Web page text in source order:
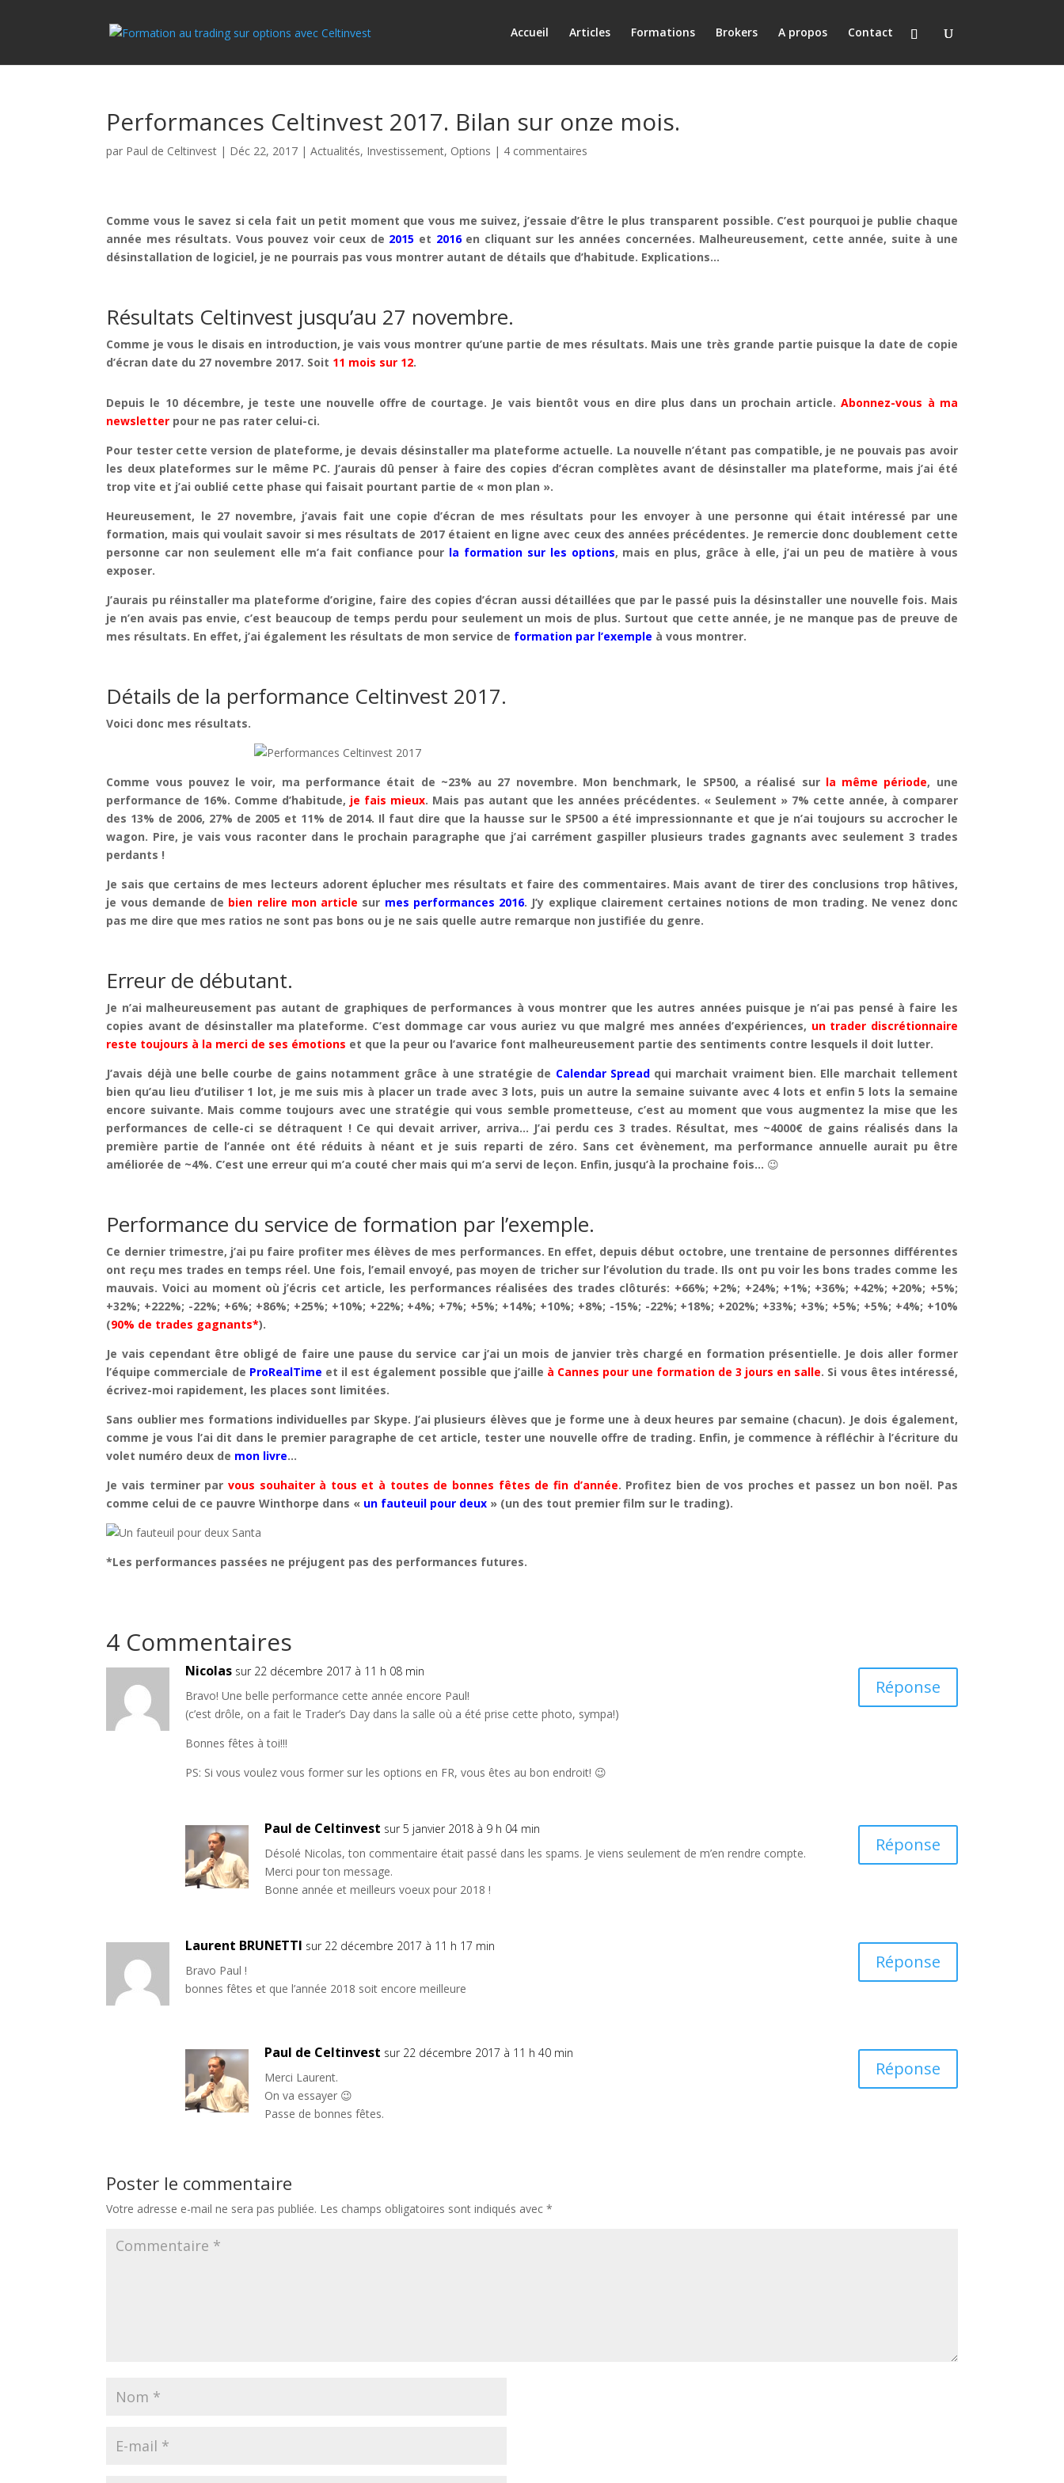
Accueil Articles Formations Brokers A propos Contact
Performances Celtinvest 2017. Bilan sur onze mois.
par Paul de Celtinvest | Déc 22, 2017 |Actualités, Investissement, Options | 4 commentaires
Comme vous le savez si cela fait un petit moment que vous me suivez, j’essaie d’être le plus transparent possible. C’est pourquoi je publie chaque
année mes résultats. Vous pouvez voir ceux de 2015 et 2016en cliquant sur les années concernées. Malheureusement, cette année, suite à une
désinstallation de logiciel, je ne pourrais pas vous montrer autant de détails que d’habitude. Explications…
Résultats Celtinvest jusqu’au 27 novembre.
Comme je vous le disais en introduction, je vais vous montrer qu’une partie de mes résultats. Mais une très grande partie puisque la date de copie
d’écran date du 27 novembre 2017. Soit 11 mois sur 12.
Depuis le 10 décembre, je teste une nouvelle offre de courtage. Je vais bientôt vous en dire plus dans un prochain article.Abonnez-vous à ma
newsletter pour ne pas rater celui-ci.
Pour tester cette version de plateforme, je devais désinstaller ma plateforme actuelle. La nouvelle n’étant pas compatible, je ne pouvais pas avoir
les deux plateformes sur le même PC. J’aurais dû penser à faire des copies d’écran complètes avant de désinstaller ma plateforme, mais j’ai été
trop vite et j’ai oublié cette phase qui faisait pourtant partie de « mon plan ».
Heureusement, le 27 novembre, j’avais fait une copie d’écran de mes résultats pour les envoyer à une personne qui était intéressé par une
formation, mais qui voulait savoir si mes résultats de 2017 étaient en ligne avec ceux des années précédentes. Je remercie donc doublement cette
personne car non seulement elle m’a fait confiance pour la formation sur les options, mais en plus, grâce à elle, j’ai un peu de matière à vous
exposer.
J’aurais pu réinstaller ma plateforme d’origine, faire des copies d’écran aussi détaillées que par le passé puis la désinstaller une nouvelle fois. Mais
je n’en avais pas envie, c’est beaucoup de temps perdu pour seulement un mois de plus. Surtout que cette année, je ne manque pas de preuve de
mes résultats. En effet, j’ai également les résultats de mon service de formation par l’exemple à vous montrer.
Détails de la performance Celtinvest 2017.
Voici donc mes résultats.
Comme vous pouvez le voir, ma performance était de ~23% au 27 novembre. Mon benchmark, le SP500, a réalisé sur la même période, une
performance de 16%. Comme d’habitude, je fais mieux. Mais pas autant que les années précédentes. « Seulement » 7% cette année, à comparer
des 13% de 2006, 27% de 2005 et 11% de 2014. Il faut dire que la hausse sur le SP500 a été impressionnante et que je n’ai toujours su accrocher le
wagon. Pire, je vais vous raconter dans le prochain paragraphe que j’ai carrément gaspiller plusieurs trades gagnants avec seulement 3 trades
perdants !
Je sais que certains de mes lecteurs adorent éplucher mes résultats et faire des commentaires. Mais avant de tirer des conclusions trop hâtives,
je vous demande de bien relire mon article sur mes performances 2016. J’y explique clairement certaines notions de mon trading. Ne venez donc
pas me dire que mes ratios ne sont pas bons ou je ne sais quelle autre remarque non justifiée du genre.
Erreur de débutant.
Je n’ai malheureusement pas autant de graphiques de performances à vous montrer que les autres années puisque je n’ai pas pensé à faire les
copies avant de désinstaller ma plateforme. C’est dommage car vous auriez vu que malgré mes années d’expériences, un trader discrétionnaire
reste toujours à la merci de ses émotions et que la peur ou l’avarice font malheureusement partie des sentiments contre lesquels il doit lutter.
J’avais déjà une belle courbe de gains notamment grâce à une stratégie de Calendar Spreadqui marchait vraiment bien. Elle marchait tellement
bien qu’au lieu d’utiliser 1 lot, je me suis mis à placer un trade avec 3 lots, puis un autre la semaine suivante avec 4 lots et enfin 5 lots la semaine
encore suivante. Mais comme toujours avec une stratégie qui vous semble prometteuse, c’est au moment que vous augmentez la mise que les
performances de celle-ci se détraquent ! Ce qui devait arriver, arriva… J’ai perdu ces 3 trades. Résultat, mes ~4000€ de gains réalisés dans la
première partie de l’année ont été réduits à néant et je suis reparti de zéro. Sans cet évènement, ma performance annuelle aurait pu être
améliorée de ~4%. C’est une erreur qui m’a couté cher mais qui m’a servi de leçon. Enfin, jusqu’à la prochaine fois… 😉
Performance du service de formation par l’exemple.
Ce dernier trimestre, j’ai pu faire profiter mes élèves de mes performances. En effet, depuis début octobre, une trentaine de personnes différentes
ont reçu mes trades en temps réel. Une fois, l’email envoyé, pas moyen de tricher sur l’évolution du trade. Ils ont pu voir les bons trades comme les
mauvais. Voici au moment où j’écris cet article, les performances réalisées des trades clôturés: +66%; +2%; +24%; +1%; +36%; +42%; +20%; +5%;
+32%; +222%; -22%; +6%; +86%; +25%; +10%; +22%; +4%; +7%; +5%; +14%; +10%; +8%; -15%; -22%; +18%; +202%; +33%; +3%; +5%; +5%; +4%; +10%
(90% de trades gagnants*).
Je vais cependant être obligé de faire une pause du service car j’ai un mois de janvier très chargé en formation présentielle. Je dois aller former
l’équipe commerciale de ProRealTime et il est également possible que j’aille à Cannes pour une formation de 3 jours en salle. Si vous êtes intéressé,
écrivez-moi rapidement, les places sont limitées.
Sans oublier mes formations individuelles par Skype. J’ai plusieurs élèves que je forme une à deux heures par semaine (chacun). Je dois également,
comme je vous l’ai dit dans le premier paragraphe de cet article, tester une nouvelle offre de trading. Enfin, je commence à réfléchir à l’écriture du
volet numéro deux de mon livre…
Je vais terminer par vous souhaiter à tous et à toutes de bonnes fêtes de fin d’année. Profitez bien de vos proches et passez un bon noël. Pas
comme celui de ce pauvre Winthorpe dans « un fauteuil pour deux » (un des tout premier film sur le trading).
*Les performances passées ne préjugent pas des performances futures.
4 Commentaires
Nicolas sur 22 décembre 2017 à 11 h 08 min
Bravo! Une belle performance cette année encore Paul!
(c’est drôle, on a fait le Trader’s Day dans la salle où a été prise cette photo, sympa!)
Bonnes fêtes à toi!!!
PS: Si vous voulez vous former sur les options en FR, vous êtes au bon endroit! 😉
Réponse
Paul de Celtinvest sur 5 janvier 2018 à 9 h 04 min
Désolé Nicolas, ton commentaire était passé dans les spams. Je viens seulement de m’en rendre compte.
Merci pour ton message.
Bonne année et meilleurs voeux pour 2018 !
Réponse
Laurent BRUNETTI sur 22 décembre 2017 à 11 h 17 min
Bravo Paul !
bonnes fêtes et que l’année 2018 soit encore meilleure
Réponse
Paul de Celtinvest sur 22 décembre 2017 à 11 h 40 min
Merci Laurent.
On va essayer 😉
Passe de bonnes fêtes.
Réponse
Poster le commentaire
Votre adresse e-mail ne sera pas publiée. Les champs obligatoires sont indiqués avec*